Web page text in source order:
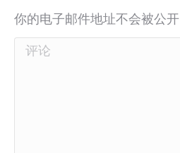
你的电子邮件地址不会被公开
评论